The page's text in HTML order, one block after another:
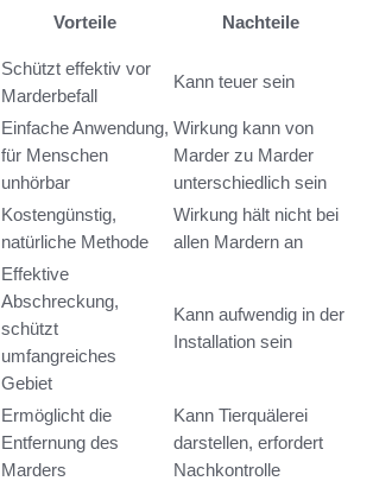
Vorteile Nachteile
Schützt effektiv vor
Marderbefall
Kann teuer sein
Einfache Anwendung,
für Menschen
unhörbar
Wirkung kann von
Marder zu Marder
unterschiedlich sein
Kostengünstig,
natürliche Methode
Wirkung hält nicht bei
allen Mardern an
Effektive
Abschreckung,
schützt
umfangreiches
Gebiet
Kann aufwendig in der
Installation sein
Ermöglicht die
Entfernung des
Marders
Kann Tierquälerei
darstellen, erfordert
Nachkontrolle